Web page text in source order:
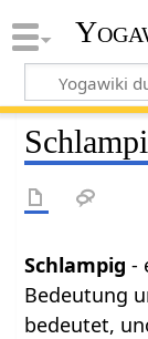
Schlampig-
Bedeutung
bedeutet,